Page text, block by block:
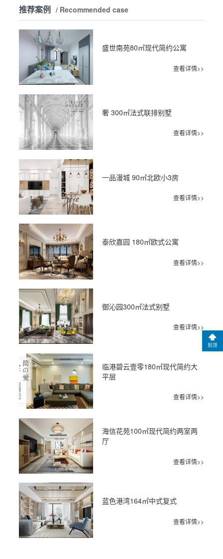
推荐案例 / Recommended case
盛世南苑80㎡现代简约公寓
查看详情>>
奢 300㎡法式联排别墅
查看详情>>
一品漫城 90㎡北欧小3房
查看详情>>
泰欣嘉园 180㎡欧式公寓
查看详情>>
御沁园300㎡法式别墅
查看详情>>
临港碧云壹零180㎡现代简约大
平层
查看详情>>
海信花苑100㎡现代简约两室两
厅
查看详情>>
蓝色港湾164㎡中式复式
查看详情>>
到顶